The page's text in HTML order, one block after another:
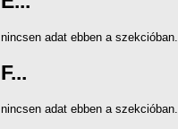
nincsen adat ebben a szekcióban.
F...
nincsen adat ebben a szekcióban.